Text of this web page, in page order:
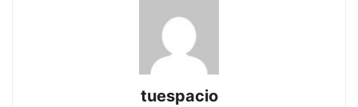
tuespacio